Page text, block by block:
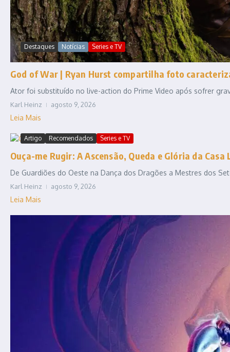
Destaques Notícias Series e TV
God of War | Ryan Hurst compartilha foto
Ator foi substituído no live-action do Prime Video após sofrer
Karl Heinz agosto 9, 2026
Leia Mais
Artigo Recomendados Series e TV
Ouça-me Rugir: A Ascensão, Queda e Glória da
De Guardiões do Oeste na Dança dos Dragões a Mestres dos
Karl Heinz agosto 9, 2026
Leia Mais